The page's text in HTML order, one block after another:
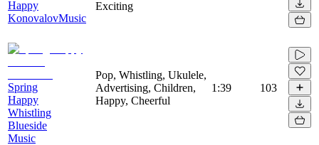
Happy
KonovalovMusic
Exciting
Spring
Happy
Whistling
Blueside
Music
Pop, Whistling, Ukulele,
Advertising, Children,
Happy, Cheerful
1:39 103